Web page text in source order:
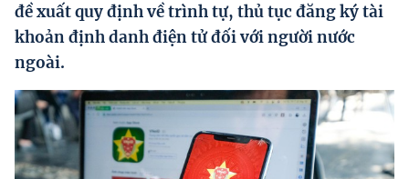
Ocop và chuỗi giá trị Nông sản
Kinh tế tư nhân
Doanh nghiệp dân tộc
Khác
Video
đề xuất quy định về trình tự, thủ tục đăng ký tài
khoản định danh điện tử đối với người nước
ngoài.